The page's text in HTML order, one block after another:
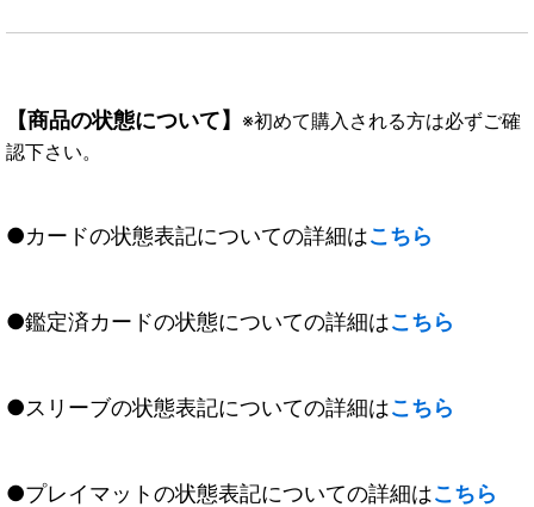
【商品の状態について】 ※初めて購入される方は必ずご確
認下さい。
●カードの状態表記についての詳細はこちら
●鑑定済カードの状態についての詳細はこちら
●スリーブの状態表記についての詳細はこちら
●プレイマットの状態表記についての詳細はこちら